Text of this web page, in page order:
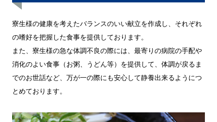
寮生様の健康を考えたバランスのいい献立を作成し、それぞれ
の嗜好を把握した食事を提供しております。
また、寮生様の急な体調不良の際には、最寄りの病院の手配や
消化のよい食事（お粥、うどん等）を提供して、体調が戻るま
でのお世話など、万が一の際にも安心して静養出来るようにつ
とめております。